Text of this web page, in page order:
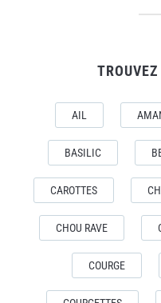
AIL
BASILIC
CAROTTES
CHOU RAVE
COURGE